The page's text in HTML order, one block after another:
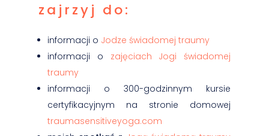
zajrzyj do:
informacji o Jodze świadomej traumy
informacji o zajęciach Jogi świadomej
traumy
informacji o 300-godzinnym kursie
certyfikacyjnym na stronie domowej
traumasensitiveyoga.com